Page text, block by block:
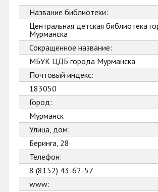
Название библиотеки:
Центральная детская библиотека
Мурманска
Сокращенное название:
МБУК ЦДБ города Мурманска
Почтовый индекс:
183050
Город:
Мурманск
Улица, дом:
Беринга, 28
Телефон:
8 (8152) 43-62-57
www: